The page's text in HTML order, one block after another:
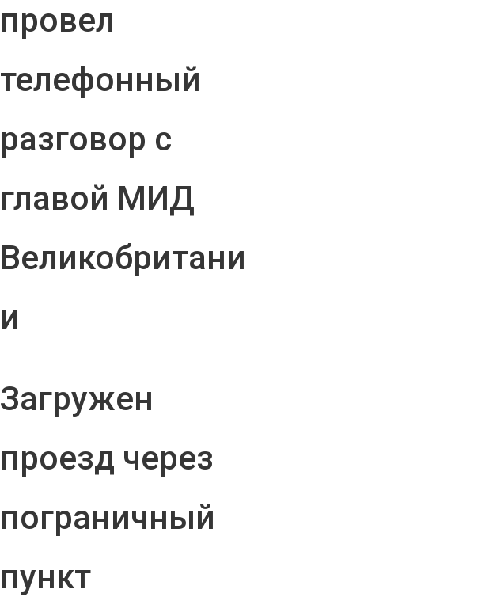
провел
телефонный
разговор с
главой МИД
Великобритани
и
Загружен
проезд через
пограничный
пункт